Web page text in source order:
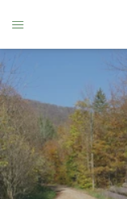
Toggle Menu